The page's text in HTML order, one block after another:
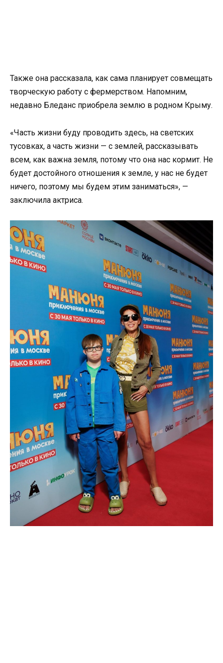
Также она рассказала, как сама планирует совмещать
творческую работу с фермерством. Напомним,
недавно Бледанс приобрела землю в родном Крыму.
«Часть жизни буду проводить здесь, на светских
тусовках, а часть жизни — с землей, рассказывать
всем, как важна земля, потому что она нас кормит. Не
будет достойного отношения к земле, у нас не будет
ничего, поэтому мы будем этим заниматься», —
заключила актриса.